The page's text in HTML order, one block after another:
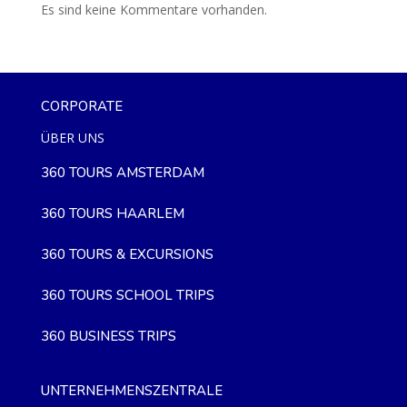
Es sind keine Kommentare vorhanden.
CORPORATE
ÜBER UNS
360 TOURS AMSTERDAM
360 TOURS HAARLEM
360 TOURS & EXCURSIONS
360 TOURS SCHOOL TRIPS
360 BUSINESS TRIPS
UNTERNEHMENSZENTRALE